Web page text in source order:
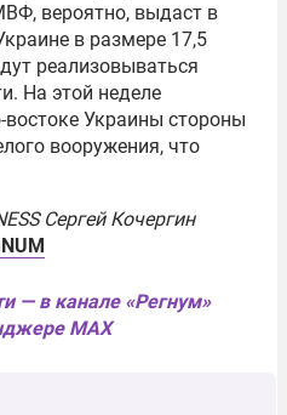
вероятно, выдаст в
в размере 17,5
реализовываться
На этой неделе
Украины стороны
вооружения, что
Сергей Кочергин
— в канале «Регнум»
MAX